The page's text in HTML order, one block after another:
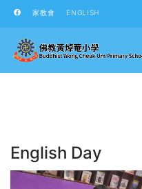
家教會 ENGLISH
English Day